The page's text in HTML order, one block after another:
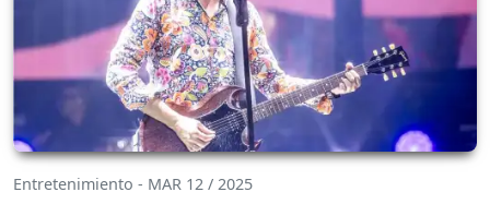
Entretenimiento - MAR 12 / 2025